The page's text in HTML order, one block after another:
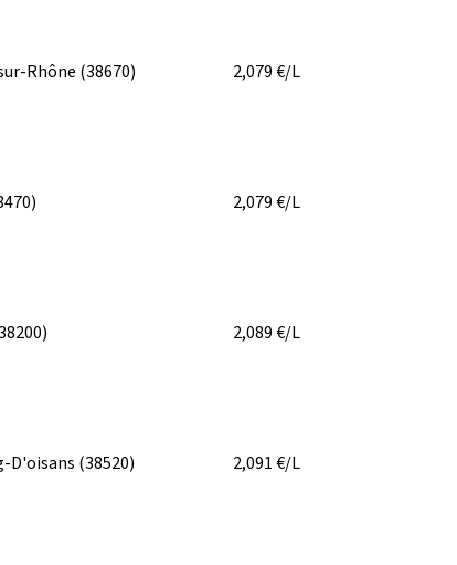
Rhône (38670) 2,079€/L
2,079€/L
2,089€/L
D'oisans (38520) 2,091€/L